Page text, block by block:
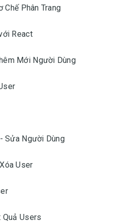
Phân Trang
React
Mới Người Dùng
Sửa Người Dùng
User
Users